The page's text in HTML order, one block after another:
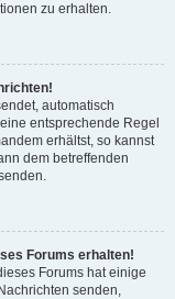
zu erhalten.
automatisch
entsprechende Regel
erhältst, so kannst
dem betreffenden
Forums erhalten!
Forums hat einige
senden,